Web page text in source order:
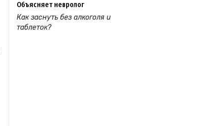
Объясняет невролог
Как заснуть без алкоголя и
таблеток?